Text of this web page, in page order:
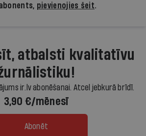
pievienojies šeit.
atbalsti kvalitatīvu
ir.lv abonēšanai. Atcel jebkurā brīdī.
3,90 €/mēnesī
Abonēt